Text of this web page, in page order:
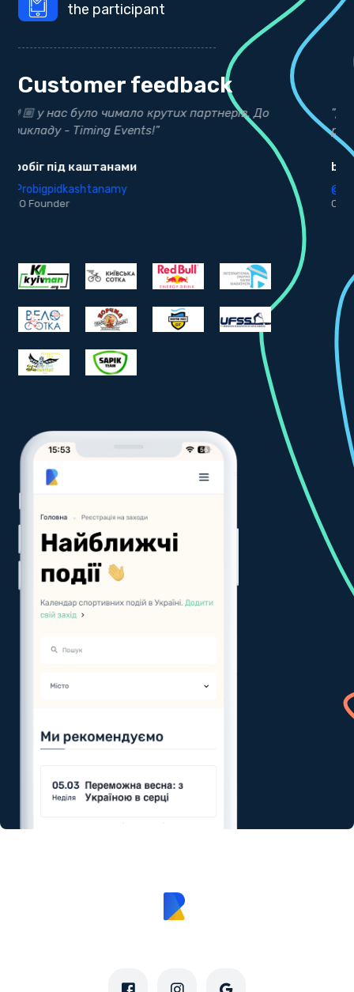
the participant
Customer feedback
"Дякуємо нашим друзям з Timing Events за точні
результати"
bekind.ua
@bekind.ua
CEO Founder